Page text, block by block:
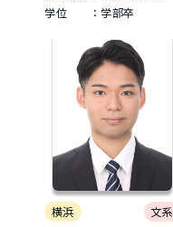
学位 ：学部卒
横浜 文系